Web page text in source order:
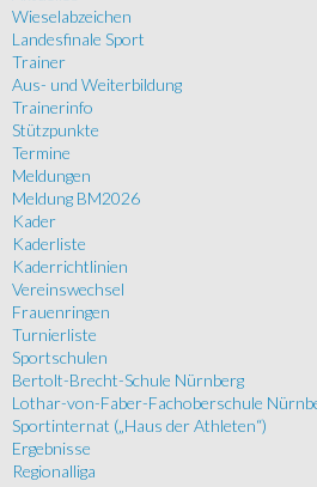
Wieselabzeichen
Landesfinale Sport
Trainer
Aus- und Weiterbildung
Trainerinfo
Stützpunkte
Termine
Meldungen
Meldung BM2026
Kader
Kaderliste
Kaderrichtlinien
Vereinswechsel
Frauenringen
Turnierliste
Sportschulen
Bertolt-Brecht-Schule Nürnberg
Lothar-von-Faber-Fachoberschule
Sportinternat („Haus der Athleten“)
Ergebnisse
Regionalliga